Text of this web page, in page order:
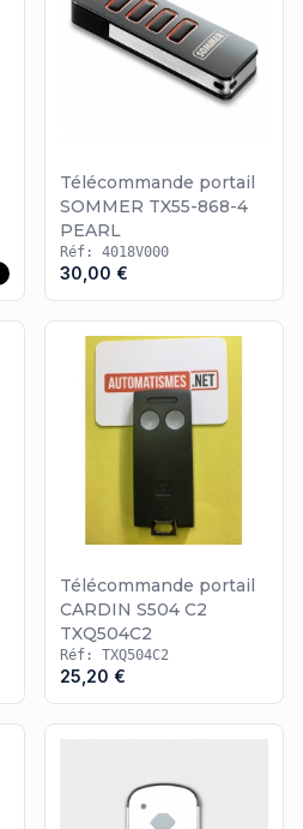
Télécommande portail
SOMMER TX55-868-4
PEARL
Réf: 4018V000
30,00 €
Télécommande portail
CARDIN S504 C2
TXQ504C2
Réf: TXQ504C2
25,20 €